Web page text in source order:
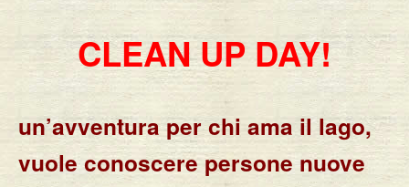
CLEAN UP DAY!
un’avventura per chi ama il lago,
vuole conoscere persone nuove